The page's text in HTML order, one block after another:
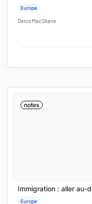
Europe
Denis MacShane
notes
Immigration : aller au-
Europe